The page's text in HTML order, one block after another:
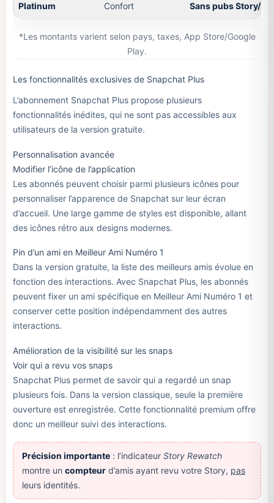
Platinum Confort Sans pubs Story/
*Les montants varient selon pays, taxes, App Store/Google
Play.
Les fonctionnalités exclusives de Snapchat Plus
L’abonnement Snapchat Plus propose plusieurs
fonctionnalités inédites, qui ne sont pas accessibles aux
utilisateurs de la version gratuite.
Personnalisation avancée
Modifier l’icône de l’application
Les abonnés peuvent choisir parmi plusieurs icônes pour
personnaliser l’apparence de Snapchat sur leur écran
d’accueil. Une large gamme de styles est disponible, allant
des icônes rétro aux designs modernes.
Pin d’un ami en Meilleur Ami Numéro 1
Dans la version gratuite, la liste des meilleurs amis évolue en
fonction des interactions. Avec Snapchat Plus, les abonnés
peuvent fixer un ami spécifique en Meilleur Ami Numéro 1 et
conserver cette position indépendamment des autres
interactions.
Amélioration de la visibilité sur les snaps
Voir qui a revu vos snaps
Snapchat Plus permet de savoir qui a regardé un snap
plusieurs fois. Dans la version classique, seule la première
ouverture est enregistrée. Cette fonctionnalité premium offre
donc un meilleur suivi des interactions.
Précision importante: l’indicateur Story Rewatch
montre un compteurd’amis ayant revu votre Story, pas
leurs identités.